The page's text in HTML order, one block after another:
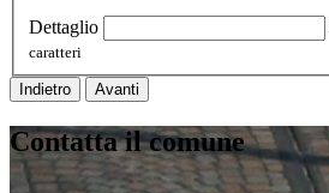
Dettaglio
caratteri
Indietro Avanti
Contatta il comune